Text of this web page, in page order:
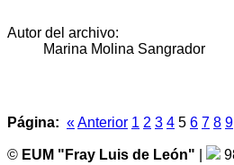
Autor del archivo:
Marina Molina Sangrador
Página: «Anterior 1 2 3 4 5 6 7 8 9
© EUM "Fray Luis de León"